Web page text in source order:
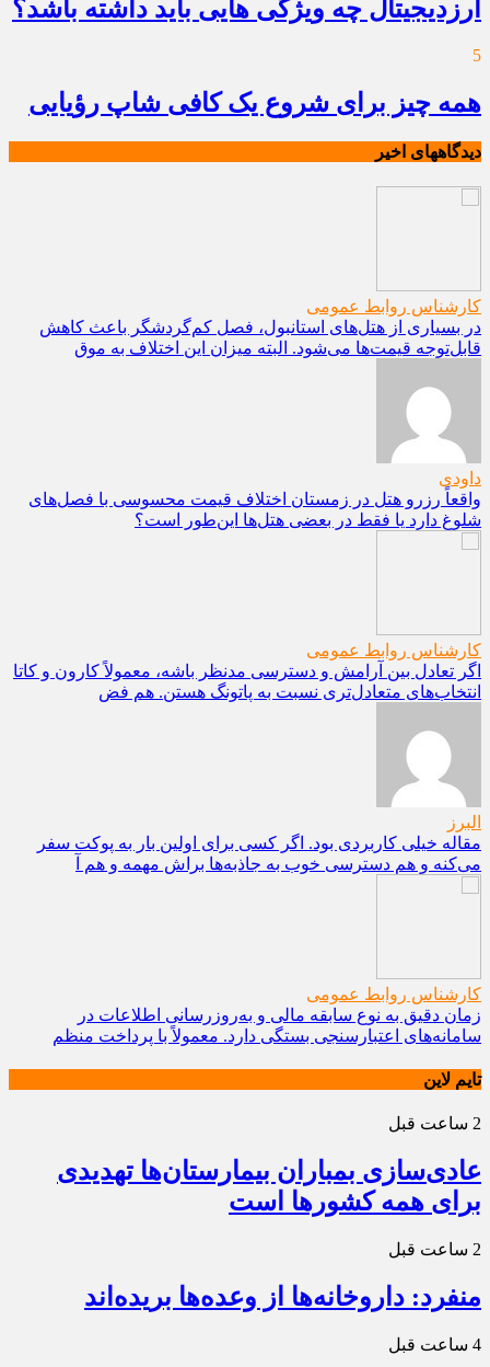
ارزدیجیتال چه ویژگی هایی باید داشته باشد؟
5
همه چیز برای شروع یک کافی شاپ رؤیایی
دیدگاههای اخیر
کارشناس روابط عمومی
در بسیاری از هتل‌های استانبول، فصل کم‌گردشگر باعث کاهش
قابل‌توجه قیمت‌ها می‌شود. البته میزان این اختلاف به موق
داودی
واقعاً رزرو هتل در زمستان اختلاف قیمت محسوسی با فصل‌های
شلوغ دارد یا فقط در بعضی هتل‌ها این‌طور است؟
کارشناس روابط عمومی
اگر تعادل بین آرامش و دسترسی مدنظر باشه، معمولاً کارون و کاتا
انتخاب‌های متعادل‌تری نسبت به پاتونگ هستن. هم فض
البرز
مقاله خیلی کاربردی بود. اگر کسی برای اولین بار به پوکت سفر
می‌کنه و هم دسترسی خوب به جاذبه‌ها براش مهمه و هم آ
کارشناس روابط عمومی
زمان دقیق به نوع سابقه مالی و به‌روزرسانی اطلاعات در
سامانه‌های اعتبارسنجی بستگی دارد. معمولاً با پرداخت منظم
تایم لاین
2 ساعت قبل
عادی‌سازی بمباران بیمارستان‌ها تهدیدی
برای همه کشورها است
2 ساعت قبل
منفرد: داروخانه‌ها از وعده‌ها بریده‌اند
4 ساعت قبل